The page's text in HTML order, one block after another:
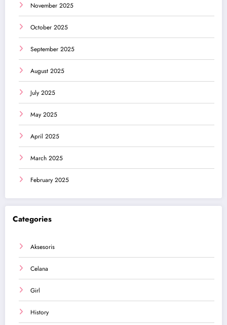
November 2025
October 2025
September 2025
August 2025
July 2025
May 2025
April 2025
March 2025
February 2025
Categories
Aksesoris
Celana
Girl
History